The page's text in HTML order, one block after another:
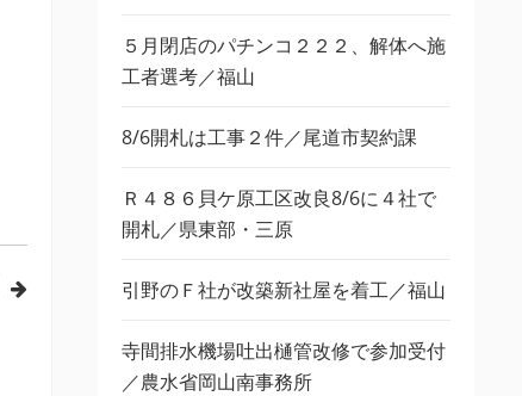
５月閉店のパチンコ２２２、解体へ施
工者選考／福山
8/6開札は工事２件／尾道市契約課
Ｒ４８６貝ケ原工区改良8/6に４社で
開札／県東部・三原
引野のＦ社が改築新社屋を着工／福山
寺間排水機場吐出樋管改修で参加受付
／農水省岡山南事務所